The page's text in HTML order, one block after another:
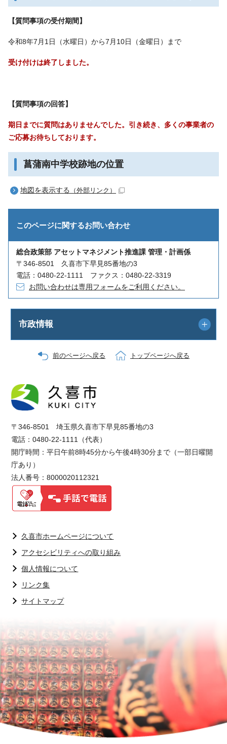
【質問事項の受付期間】
令和8年7月1日（水曜日）から7月10日（金曜日）まで
受け付けは終了しました。
【質問事項の回答】
期日までに質問はありませんでした。引き続き、多くの事業者の
ご応募お待ちしております。
菖蒲南中学校跡地の位置
地図を表示する （外部リンク）
このページに関するお問い合わせ
総合政策部 アセットマネジメント推進課 管理・計画係
〒346-8501 久喜市下早見85番地の3
電話：0480-22-1111 ファクス：0480-22-3319
お問い合わせは専用フォームをご利用ください。
市政情報
前のページへ戻る トップページへ戻る
〒346-8501 埼玉県久喜市下早見85番地の3
電話：0480-22-1111（代表）
開庁時間：平日午前8時45分から午後4時30分まで（一部日曜開
庁あり）
法人番号：8000020112321
久喜市ホームページについて
アクセシビリティへの取り組み
個人情報について
リンク集
サイトマップ